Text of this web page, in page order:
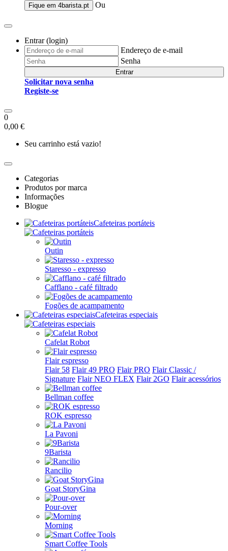
Fique em 4barista.pt Ou
Entrar (login)
Endereço de e-mail
Senha
Entrar
Solicitar nova senha
Registe-se
0
0,00 €
Seu carrinho está vazio!
Categorias
Produtos por marca
Informações
Blogue
Cafeteiras portáteis
Outin
Staresso - expresso
Cafflano - café filtrado
Fogões de acampamento
Cafeteiras especiais
Cafelat Robot
Flair espresso
Flair 58 Flair 49 PRO Flair PRO Flair Classic /
Signature Flair NEO FLEX Flair 2GO Flair acessórios
Bellman coffee
ROK espresso
La Pavoni
9Barista
Rancilio
Goat StoryGina
Pour-over
Morning
Smart Coffee Tools